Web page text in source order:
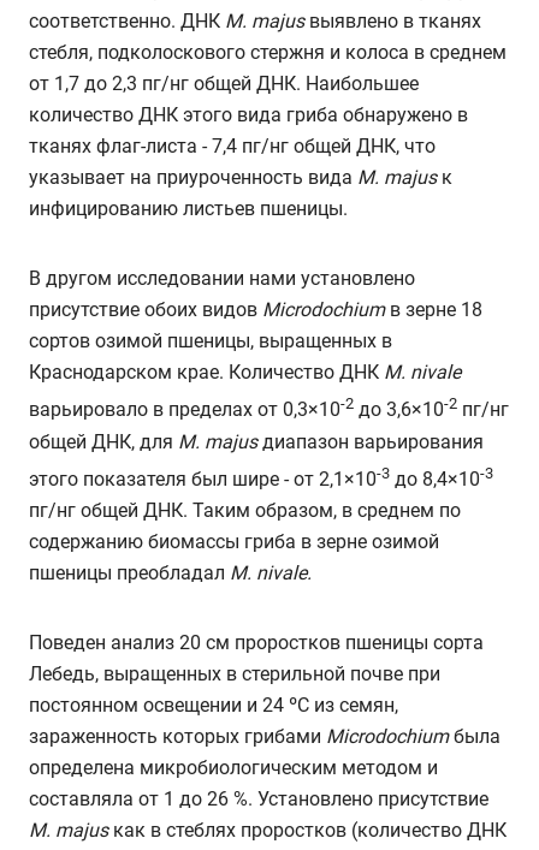
соответственно. ДНК M. majus выявлено в тканях
стебля, подколоскового стержня и колоса в среднем
от 1,7 до 2,3 пг/нг общей ДНК. Наибольшее
количество ДНК этого вида гриба обнаружено в
тканях флаг-листа - 7,4 пг/нг общей ДНК, что
указывает на приуроченность вида M. majusк
инфицированию листьев пшеницы.
В другом исследовании нами установлено
присутствие обоих видов Microdochiumв зерне 18
сортов озимой пшеницы, выращенных в
Краснодарском крае. Количество ДНК M. nivale
варьировало в пределах от 0,3×10-2 до 3,6×10-2 пг/нг
общей ДНК, для M. majus диапазон варьирования
этого показателя был шире - от 2,1×10-3 до 8,4×10-3
пг/нг общей ДНК. Таким образом, в среднем по
содержанию биомассы гриба в зерне озимой
пшеницы преобладал M. nivale.
Поведен анализ 20 см проростков пшеницы сорта
Лебедь, выращенных в стерильной почве при
постоянном освещении и 24 ºС из семян,
зараженность которых грибами Microdochiumбыла
определена микробиологическим методом и
составляла от 1 до 26 %. Установлено присутствие
M. majusкак в стеблях проростков (количество ДНК